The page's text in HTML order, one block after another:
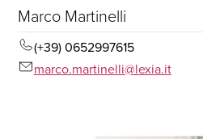
Marco Martinelli
(+39) 0652997615
marco.martinelli@lexia.it